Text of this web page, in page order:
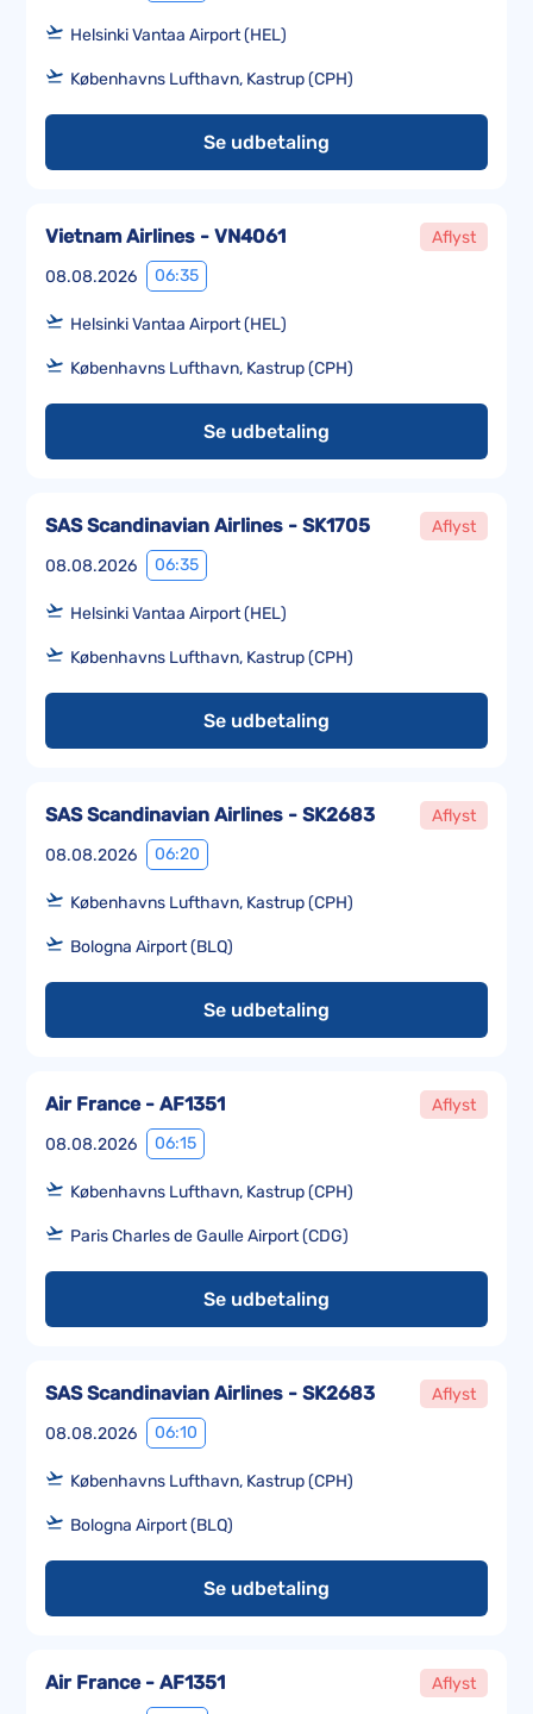
Helsinki Vantaa Airport (HEL)
Københavns Lufthavn, Kastrup (CPH)
Se udbetaling
08.08.2026 06:35
Vietnam Airlines - VN4061 Aflyst
Helsinki Vantaa Airport (HEL)
Københavns Lufthavn, Kastrup (CPH)
Se udbetaling
08.08.2026 06:35
SAS Scandinavian Airlines - SK1705 Aflyst
Helsinki Vantaa Airport (HEL)
Københavns Lufthavn, Kastrup (CPH)
Se udbetaling
08.08.2026 06:20
SAS Scandinavian Airlines - SK2683 Aflyst
Københavns Lufthavn, Kastrup (CPH)
Bologna Airport (BLQ)
Se udbetaling
08.08.2026 06:15
Air France - AF1351 Aflyst
Københavns Lufthavn, Kastrup (CPH)
Paris Charles de Gaulle Airport (CDG)
Se udbetaling
08.08.2026 06:10
SAS Scandinavian Airlines - SK2683 Aflyst
Københavns Lufthavn, Kastrup (CPH)
Bologna Airport (BLQ)
Se udbetaling
Air France - AF1351 Aflyst